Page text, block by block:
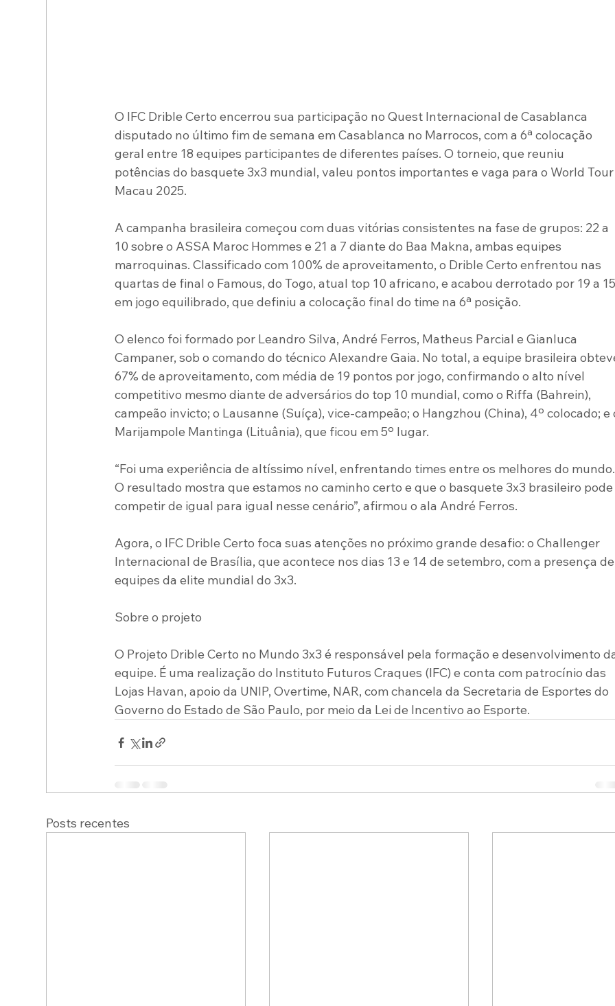
O IFC Drible Certo encerrou sua participação no Quest Internacional de Casablanca
disputado no último fim de semana em Casablanca no Marrocos, com a 6ª colocação
geral entre 18 equipes participantes de diferentes países. O torneio, que reuniu
potências do basquete 3x3 mundial, valeu pontos importantes e vaga para o World
Macau 2025.
A campanha brasileira começou com duas vitórias consistentes na fase de grupos: 22 a
10 sobre o ASSA Maroc Hommes e 21 a 7 diante do Baa Makna, ambas equipes
marroquinas. Classificado com 100% de aproveitamento, o Drible Certo enfrentou nas
quartas de final o Famous, do Togo, atual top 10 africano, e acabou derrotado por 19 a
em jogo equilibrado, que definiu a colocação final do time na 6ª posição.
O elenco foi formado por Leandro Silva, André Ferros, Matheus Parcial e Gianluca
Campaner, sob o comando do técnico Alexandre Gaia. No total, a equipe brasileira
67% de aproveitamento, com média de 19 pontos por jogo, confirmando o alto nível
competitivo mesmo diante de adversários do top 10 mundial, como o Riffa (Bahrein),
campeão invicto; o Lausanne (Suíça), vice-campeão; o Hangzhou (China), 4º colocado; e
Marijampole Mantinga (Lituânia), que ficou em 5º lugar.
“Foi uma experiência de altíssimo nível, enfrentando times entre os melhores do
O resultado mostra que estamos no caminho certo e que o basquete 3x3 brasileiro
competir de igual para igual nesse cenário”, afirmou o ala André Ferros.
Agora, o IFC Drible Certo foca suas atenções no próximo grande desafio: o Challenger
Internacional de Brasília, que acontece nos dias 13 e 14 de setembro, com a presença
equipes da elite mundial do 3x3.
Sobre o projeto
O Projeto Drible Certo no Mundo 3x3 é responsável pela formação e desenvolvimento
equipe. É uma realização do Instituto Futuros Craques (IFC) e conta com patrocínio das
Lojas Havan, apoio da UNIP, Overtime, NAR, com chancela da Secretaria de Esportes do
Governo do Estado de São Paulo, por meio da Lei de Incentivo ao Esporte.
Posts recentes